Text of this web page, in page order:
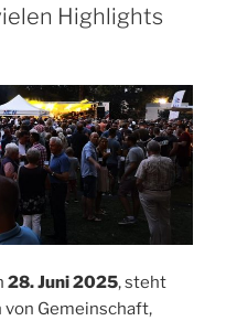
Highlights
28. Juni 2025, steht
von Gemeinschaft,